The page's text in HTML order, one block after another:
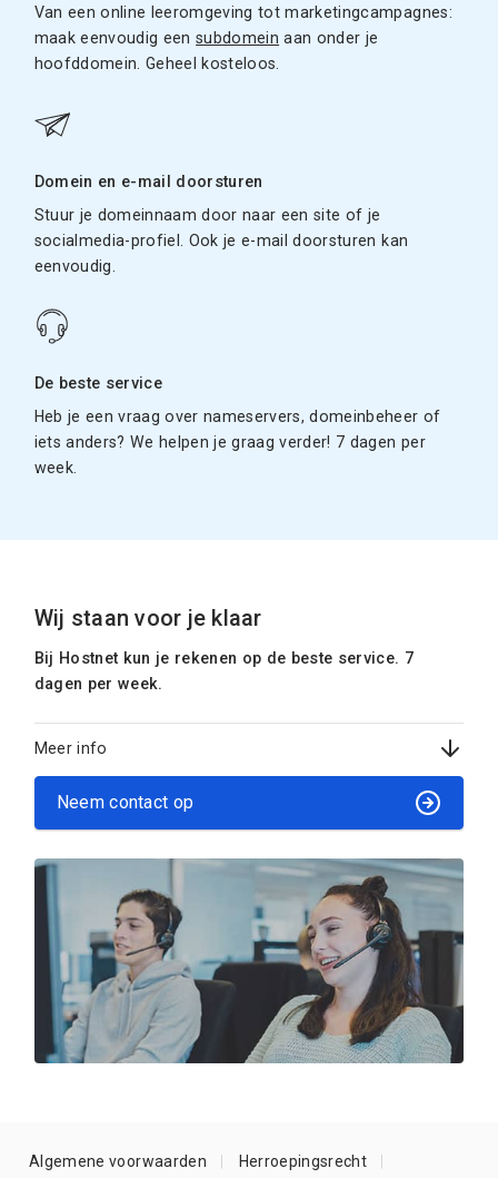
Van een online leeromgeving tot marketingcampagnes:
maak eenvoudig eensubdomein aan onder je
hoofddomein. Geheel kosteloos.
Domein en e-mail doorsturen
Stuur je domeinnaam door naar een site of je
socialmedia-profiel. Ook je e-mail doorsturen kan
eenvoudig.
De beste service
Heb je een vraag over nameservers, domeinbeheer of
iets anders? We helpen je graag verder! 7 dagen per
week.
Wij staan voor je klaar
Bij Hostnet kun je rekenen op de beste service. 7
dagen per week.
Meer info
Neem contact op
Algemene voorwaarden Herroepingsrecht